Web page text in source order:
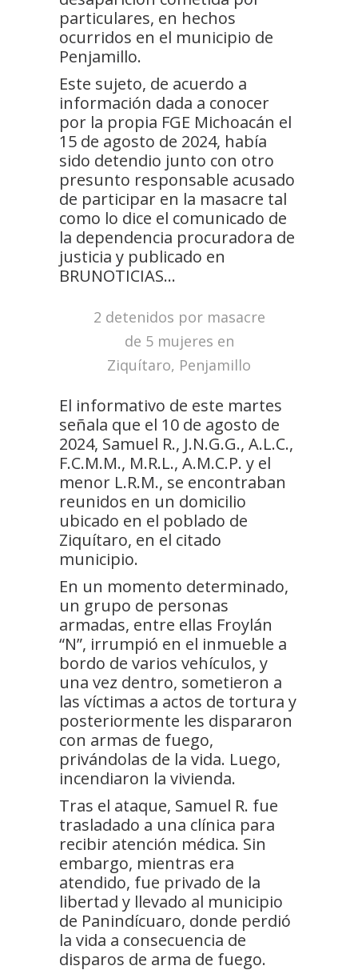
particulares, en hechos
ocurridos en el municipio de
Penjamillo.
Este sujeto, de acuerdo a
información dada a conocer
por la propia FGE Michoacán el
15 de agosto de 2024, había
sido detendio junto con otro
presunto responsable acusado
de participar en la masacre tal
como lo dice el comunicado de
la dependencia procuradora de
justicia y publicado en
BRUNOTICIAS…
2 detenidos por masacre
de 5 mujeres en
Ziquítaro, Penjamillo
El informativo de este martes
señala que el 10 de agosto de
2024, Samuel R., J.N.G.G., A.L.C.,
F.C.M.M., M.R.L., A.M.C.P. y el
menor L.R.M., se encontraban
reunidos en un domicilio
ubicado en el poblado de
Ziquítaro, en el citado
municipio.
En un momento determinado,
un grupo de personas
armadas, entre ellas Froylán
“N”, irrumpió en el inmueble a
bordo de varios vehículos, y
una vez dentro, sometieron a
las víctimas a actos de tortura y
posteriormente les dispararon
con armas de fuego,
privándolas de la vida. Luego,
incendiaron la vivienda.
Tras el ataque, Samuel R. fue
trasladado a una clínica para
recibir atención médica. Sin
embargo, mientras era
atendido, fue privado de la
libertad y llevado al municipio
de Panindícuaro, donde perdió
la vida a consecuencia de
disparos de arma de fuego.